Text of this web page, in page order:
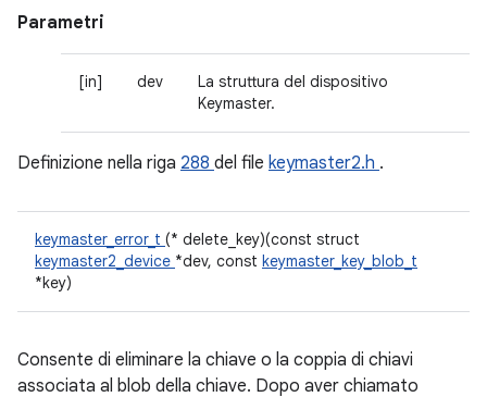
Parametri
[in] dev
La struttura del dispositivo
Keymaster.
Definizione nella riga 288 del file keymaster2.h .
keymaster_error_t (* delete_key)(const struct
keymaster2_device *dev, const keymaster_key_blob_t
*key)
Consente di eliminare la chiave o la coppia di chiavi
associata al blob della chiave. Dopo aver chiamato